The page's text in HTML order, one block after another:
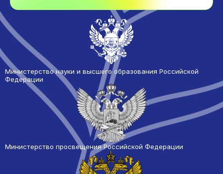
Министерство науки и высшего образования Российской
Федерации
Министерство просвещения Российской Федерации